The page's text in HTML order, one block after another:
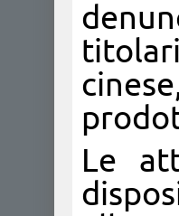
Le